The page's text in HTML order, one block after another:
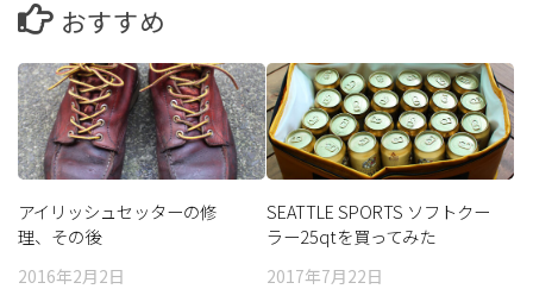
おすすめ
アイリッシュセッターの修
理、その後
2016年2月2日
SEATTLE SPORTS ソフトクー
ラー25qtを買ってみた
2017年7月22日